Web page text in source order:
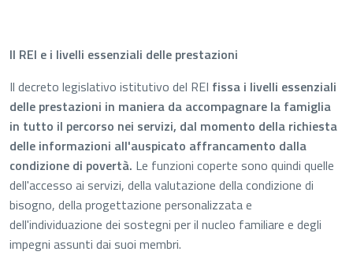
Il REI e i livelli essenziali delle prestazioni
Il decreto legislativo istitutivo del REI fissa i livelli essenziali
delle prestazioni in maniera da accompagnare la famiglia
in tutto il percorso nei servizi, dal momento della richiesta
delle informazioni all'auspicato affrancamento dalla
condizione di povertà. Le funzioni coperte sono quindi quelle
dell'accesso ai servizi, della valutazione della condizione di
bisogno, della progettazione personalizzata e
dell'individuazione dei sostegni per il nucleo familiare e degli
impegni assunti dai suoi membri.